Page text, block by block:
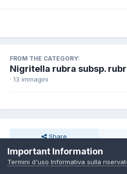
FROM THE CATEGORY:
Nigritella rubra subsp.
· 13 immagini
Share
Important Information
Termini d'uso Informativa sulla